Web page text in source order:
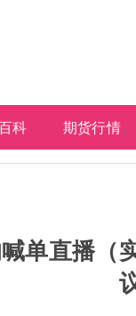
科 期货行情
单直播（